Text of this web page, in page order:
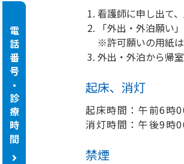
電話番号・診療時間
看護師に申し出て
「外出・外泊願い
※許可願いの用紙は
外出・外泊から帰
起床、消灯
起床時間：午前6時
消灯時間：午後9時
禁煙